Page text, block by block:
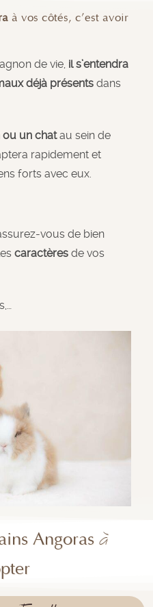
à vos côtés, c’est avoir
de vie, il s’entendra
déjà présents dans
ou un chatau sein de
rapidement et
forts avec eux.
vous de bien
caractères de vos
Angoras à